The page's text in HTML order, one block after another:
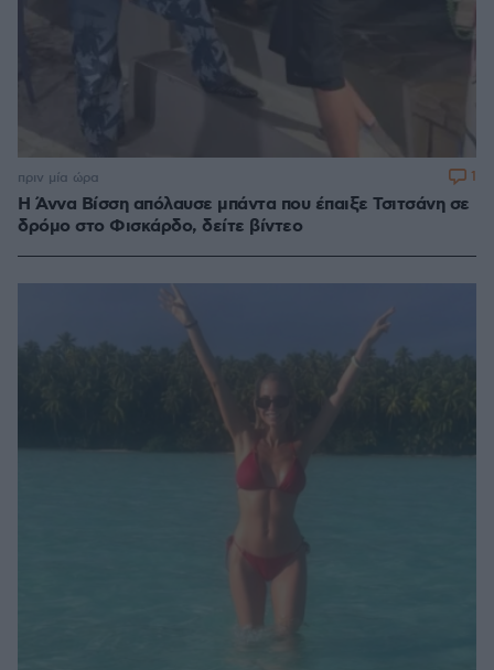
Η Άννα Βίσση απόλαυσε μπάντα που έπαιξε Τσιτσάνη σε
δρόμο στο Φισκάρδο, δείτε βίντεο
πριν μία ώρα 1